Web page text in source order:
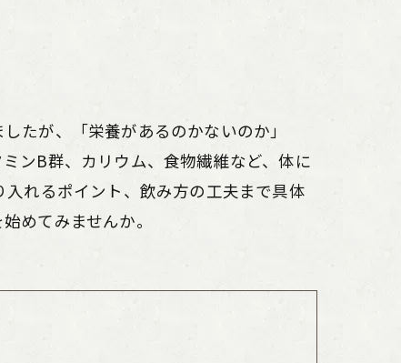
たが、「栄養があるのかないのか」
ンB群、カリウム、食物繊維など、体に
れるポイント、飲み方の工夫まで具体
めてみませんか。